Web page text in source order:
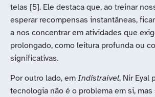
telas [5]. Ele destaca que, ao treinar
esperar recompensas instantâneas,
a nos concentrar em atividades que
prolongado, como leitura profunda ou
significativas.
Por outro lado, em Indistraível, Nir Eyal
tecnologia não é o problema em si,